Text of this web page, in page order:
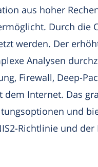
aus hoher
Durch die
werden. Der
Analysen
Firewall, Deep-
Internet. Das
und
Richtlinie und der